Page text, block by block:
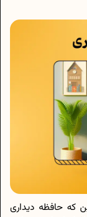
که حافظه دیداری